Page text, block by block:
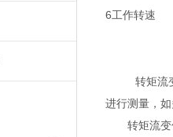
6工作转速
转矩流
进行测量，
转矩流变仪